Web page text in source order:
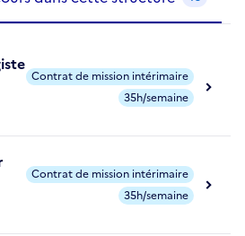
Contrat de mission intérimaire
35h/semaine
Contrat de mission intérimaire
35h/semaine